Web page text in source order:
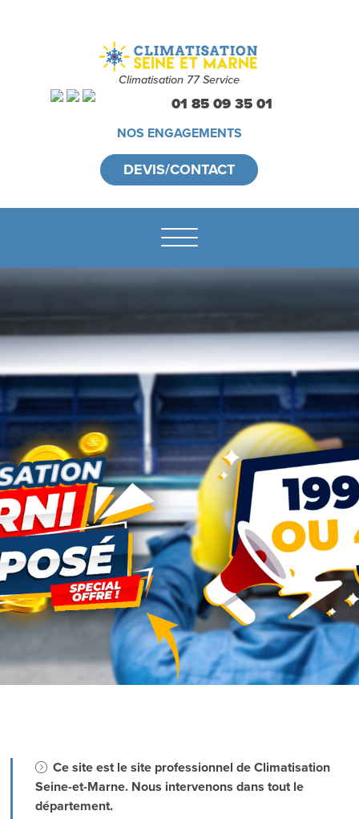
Climatisation 77 Service
01 85 09 35 01
NOS ENGAGEMENTS
DEVIS/CONTACT
Ce site est le site professionnel de Climatisation
Seine-et-Marne. Nous intervenons dans tout le
département.